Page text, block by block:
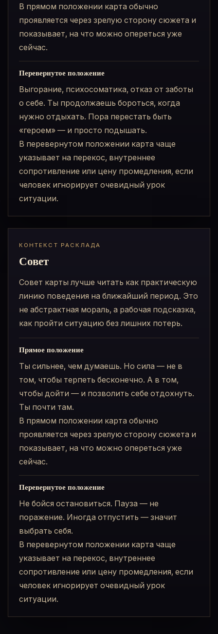
В прямом положении карта обычно
проявляется через зрелую сторону сюжета и
показывает, на что можно опереться уже
сейчас.
Перевернутое положение
Выгорание, психосоматика, отказ от заботы
о себе. Ты продолжаешь бороться, когда
нужно отдыхать. Пора перестать быть
«героем» — и просто подышать.
В перевернутом положении карта чаще
указывает на перекос, внутреннее
сопротивление или цену промедления, если
человек игнорирует очевидный урок
ситуации.
КОНТЕКСТ РАСКЛАДА
Совет
Совет карты лучше читать как практическую
линию поведения на ближайший период. Это
не абстрактная мораль, а рабочая подсказка,
как пройти ситуацию без лишних потерь.
Прямое положение
Ты сильнее, чем думаешь. Но сила — не в
том, чтобы терпеть бесконечно. А в том,
чтобы дойти — и позволить себе отдохнуть.
Ты почти там.
В прямом положении карта обычно
проявляется через зрелую сторону сюжета и
показывает, на что можно опереться уже
сейчас.
Перевернутое положение
Не бойся остановиться. Пауза — не
поражение. Иногда отпустить — значит
выбрать себя.
В перевернутом положении карта чаще
указывает на перекос, внутреннее
сопротивление или цену промедления, если
человек игнорирует очевидный урок
ситуации.